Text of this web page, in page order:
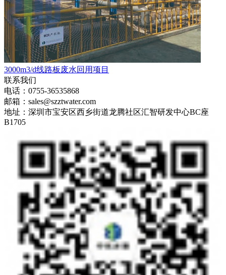
3000m3/d线路板废水回用项目
联系我们
电话：0755-36535868
邮箱：sales@szztwater.com
地址：深圳市宝安区西乡街道龙腾社区汇智研发中心BC座
B1705